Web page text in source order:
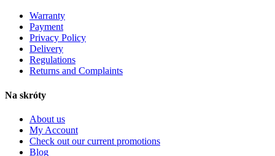
Warranty
Payment
Privacy Policy
Delivery
Regulations
Returns and Complaints
Na skróty
About us
My Account
Check out our current promotions
Blog